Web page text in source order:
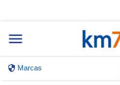
Marcas